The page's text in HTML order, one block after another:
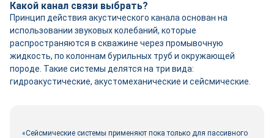
Какой канал связи выбрать?
Принцип действия акустического канала основан на
использовании звуковых колебаний, которые
распространяются в скважине через промывочную
жидкость, по колоннам бурильных труб и окружающей
породе. Такие системы делятся на три вида:
гидроакустические, акустомеханические и сейсмические.
«Сейсмические системы применяют пока только для пассивного